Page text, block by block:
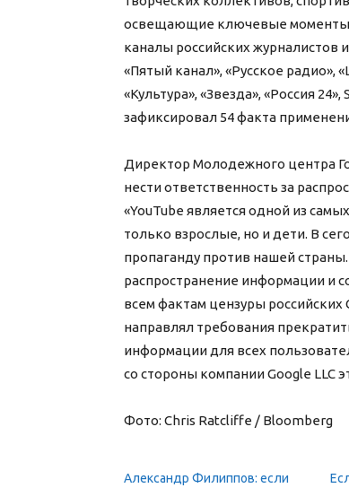
освещающие ключевые моменты
каналы российских журналистов
«Пятый канал», «Русское радио»,
«Культура», «Звезда», «Россия
зафиксировал 54 факта
Директор Молодежного центра
нести ответственность за
«YouTube является одной из
только взрослые, но и дети. В
пропаганду против нашей
распространение информации и
всем фактам цензуры
направлял требования
информации для всех
со стороны компании Google LLC
Фото: Chris Ratcliffe / Bloomberg
Александр Филиппов: если